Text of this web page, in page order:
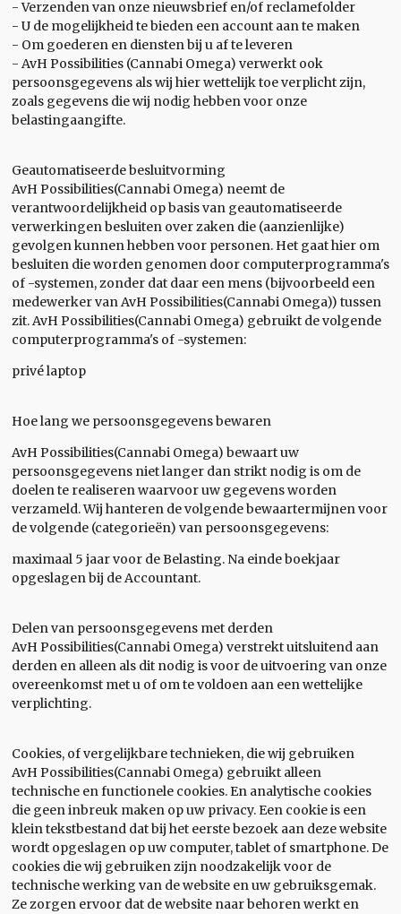
- Verzenden van onze nieuwsbrief en/of reclamefolder
- U de mogelijkheid te bieden een account aan te maken
- Om goederen en diensten bij u af te leveren
- AvH Possibilities (Cannabi Omega) verwerkt ook
persoonsgegevens als wij hier wettelijk toe verplicht zijn,
zoals gegevens die wij nodig hebben voor onze
belastingaangifte.
Geautomatiseerde besluitvorming
AvH Possibilities(Cannabi Omega) neemt de
verantwoordelijkheid op basis van geautomatiseerde
verwerkingen besluiten over zaken die (aanzienlijke)
gevolgen kunnen hebben voor personen. Het gaat hier om
besluiten die worden genomen door computerprogramma's
of -systemen, zonder dat daar een mens (bijvoorbeeld een
medewerker van AvH Possibilities(Cannabi Omega)) tussen
zit. AvH Possibilities(Cannabi Omega) gebruikt de volgende
computerprogramma's of -systemen:
privé laptop
Hoe lang we persoonsgegevens bewaren
AvH Possibilities(Cannabi Omega) bewaart uw
persoonsgegevens niet langer dan strikt nodig is om de
doelen te realiseren waarvoor uw gegevens worden
verzameld. Wij hanteren de volgende bewaartermijnen voor
de volgende (categorieën) van persoonsgegevens:
maximaal 5 jaar voor de Belasting. Na einde boekjaar
opgeslagen bij de Accountant.
Delen van persoonsgegevens met derden
AvH Possibilities(Cannabi Omega) verstrekt uitsluitend aan
derden en alleen als dit nodig is voor de uitvoering van onze
overeenkomst met u of om te voldoen aan een wettelijke
verplichting.
Cookies, of vergelijkbare technieken, die wij gebruiken
AvH Possibilities(Cannabi Omega) gebruikt alleen
technische en functionele cookies. En analytische cookies
die geen inbreuk maken op uw privacy. Een cookie is een
klein tekstbestand dat bij het eerste bezoek aan deze website
wordt opgeslagen op uw computer, tablet of smartphone. De
cookies die wij gebruiken zijn noodzakelijk voor de
technische werking van de website en uw gebruiksgemak.
Ze zorgen ervoor dat de website naar behoren werkt en